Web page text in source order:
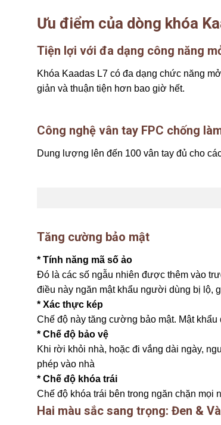
Ưu điểm của dòng khóa
Tiện lợi với đa dạng công năng
Khóa Kaadas L7 có đa dạng chức năng
giản và thuận tiện hơn bao giờ hết.
Công nghệ vân tay FPC chống
Dung lượng lên đến 100 vân tay đủ cho
Tăng cường bảo mật
* Tính năng mã số ảo
Đó là các số ngẫu nhiên được thêm vào
điều này ngăn mật khẩu người dùng bị lộ,
* Xác thực kép
Chế độ này tăng cường bảo mật. Mật
* Chế độ bảo vệ
Khi rời khỏi nhà, hoặc đi vắng dài ngày,
phép vào nhà
* Chế độ khóa trái
Chế độ khóa trái bên trong ngăn chặn
Hai màu sắc sang trọng: Đen &